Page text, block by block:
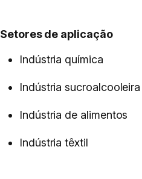
Setores de aplicação
Indústria química
Indústria sucroalcooleira
Indústria de alimentos
Indústria têxtil